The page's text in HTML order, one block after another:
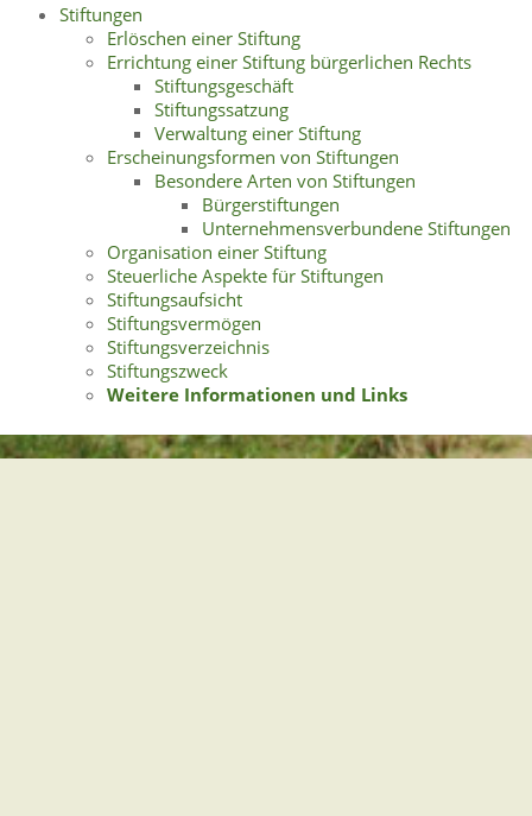
Stiftungen
Erlöschen einer Stiftung
Errichtung einer Stiftung bürgerlichen Rechts
Stiftungsgeschäft
Stiftungssatzung
Verwaltung einer Stiftung
Erscheinungsformen von Stiftungen
Besondere Arten von Stiftungen
Bürgerstiftungen
Unternehmensverbundene Stiftungen
Organisation einer Stiftung
Steuerliche Aspekte für Stiftungen
Stiftungsaufsicht
Stiftungsvermögen
Stiftungsverzeichnis
Stiftungszweck
Weitere Informationen und Links